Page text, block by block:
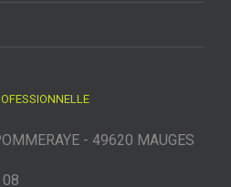
- 49620 MAUGES